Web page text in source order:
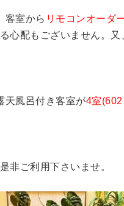
客室から リモコンオーダ
心配もございません。又
天風呂付き客室が4室
非ご利用下さいませ。